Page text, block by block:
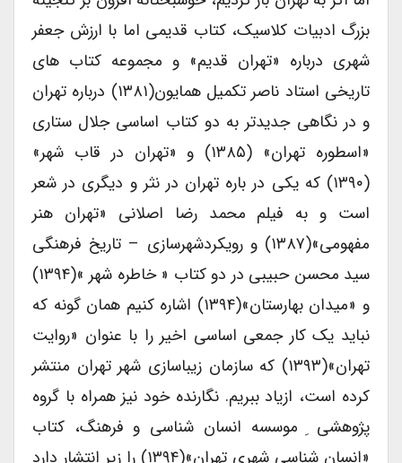
بزرگ ادبیات کلاسیک، کتاب قدیمی اما با ارزش جعفر
شهری درباره «تهران قدیم» و مجموعه کتاب های
تاریخی استاد ناصر تکمیل همایون(۱۳۸۱) درباره تهران
و در نگاهی جدیدتر به دو کتاب اساسی جلال ستاری
«اسطوره تهران» (۱۳۸۵) و «تهران در قاب شهر»
(۱۳۹۰) که یکی در باره تهران در نثر و دیگری در شعر
است و به فیلم محمد رضا اصلانی «تهران هنر
مفهومی»(۱۳۸۷) و رویکردشهرسازی – تاریخ فرهنگی
سید محسن حبیبی در دو کتاب « خاطره شهر »(۱۳۹۴)
و «میدان بهارستان»(۱۳۹۴) اشاره کنیم همان گونه که
نباید یک کار جمعی اساسی اخیر را با عنوان «روایت
تهران»(۱۳۹۳) که سازمان زیباسازی شهر تهران منتشر
کرده است، ازیاد ببریم. نگارنده خود نیز همراه با گروه
پژوهشی ِ موسسه انسان شناسی و فرهنگ، کتاب
«انسان شناسی شهریِ تهران»(۱۳۹۴) را زیر انتشار دارد